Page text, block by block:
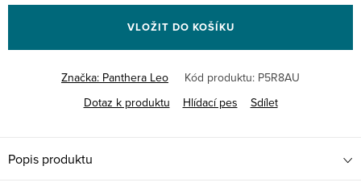
cena:
VLOŽIT DO KOŠÍKU
Značka: Panthera Leo Kód produktu: P5R8AU
Dotaz k produktu
Hlídací pes Sdílet
Popis produktu